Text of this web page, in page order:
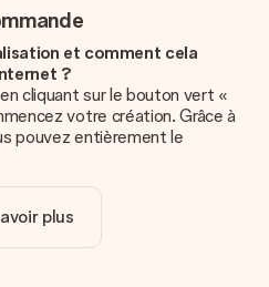
et comment cela
?
cliquant sur le bouton vert «
votre création. Grâce à
pouvez entièrement le
finale à votre cadeau.
comprise dans le prix ?
plus